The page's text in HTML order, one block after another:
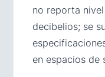
no reporta
decibelios; se
en espacios de